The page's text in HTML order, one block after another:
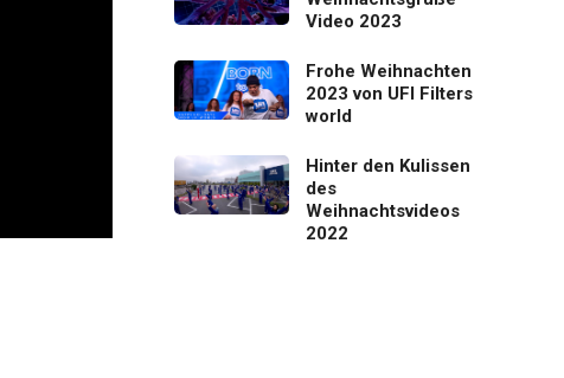
Video 2023
Frohe Weihnachten
2023 von UFI Filters
world
Hinter den Kulissen
des
Weihnachtsvideos
2022